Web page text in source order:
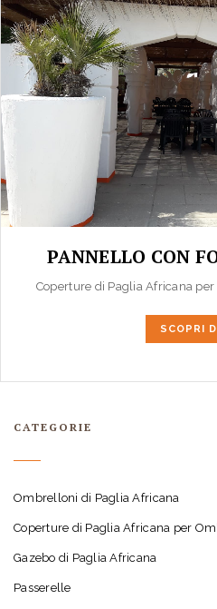
PANNELLO CON
Coperture di Paglia Africana
SCOPRI
CATEGORIE
Ombrelloni di Paglia Africana
Coperture di Paglia Africana per
Gazebo di Paglia Africana
Passerelle